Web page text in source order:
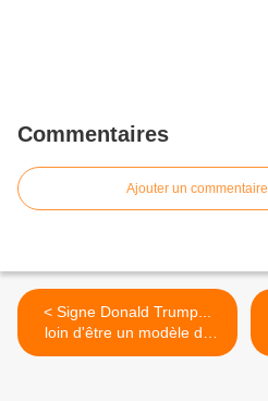
Commentaires
Ajouter un commentaire
< Signe Donald Trump...
loin d'être un modèle de
vertu et de vie chretienne,